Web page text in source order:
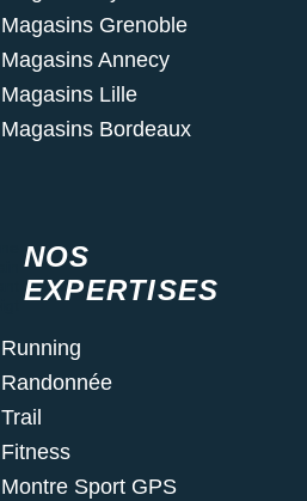
Magasins Grenoble
Magasins Annecy
Magasins Lille
Magasins Bordeaux
NOS
EXPERTISES
Running
Randonnée
Trail
Fitness
Montre Sport GPS